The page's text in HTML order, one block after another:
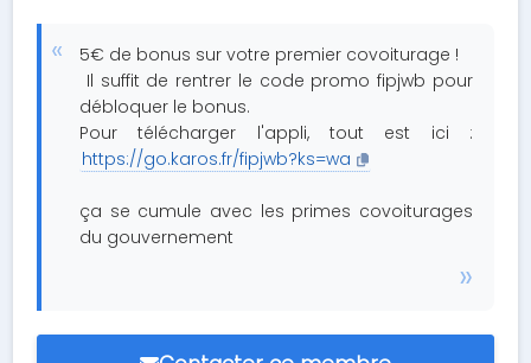
5€ de bonus sur votre premier covoiturage !
Il suffit de rentrer le code promo fipjwb pour
débloquer le bonus.
Pour télécharger l'appli, tout est ici :
https://go.karos.fr/fipjwb?ks=wa
ça se cumule avec les primes covoiturages
du gouvernement